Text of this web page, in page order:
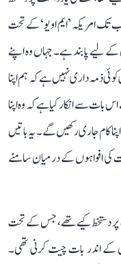
تک امریکہ ’ایم او یو‘ کے تحت
لیے پابند ہے۔ جہاں وہ اپنے
ذمہ داری نہیں ہے کہ ہم اپنا
سے انکار کیا ہے کہ وہ اپنا
کام جاری رکھیں گے۔ یہ باتیں
کی افواہوں کے درمیان سامنے
پر دستخط کیے تھے، جس کے تحت
معاہدے پر پہنچنے کے لیے 60 دنوں کے اندر بات چیت کرنی تھی۔